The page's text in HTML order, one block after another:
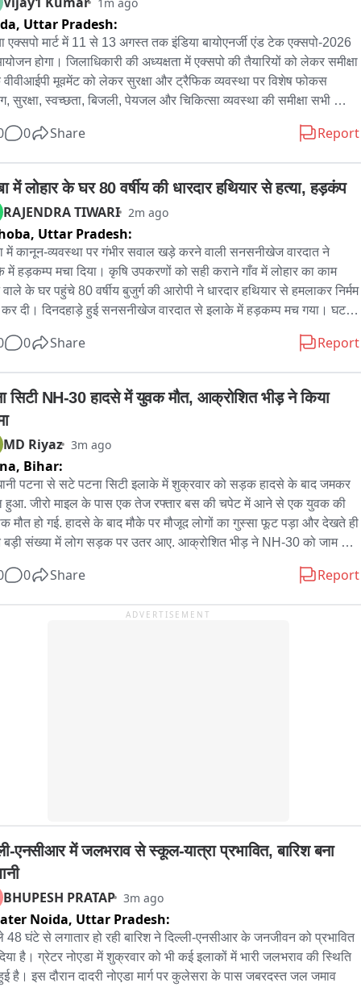
Uttar Pradesh:
एक्सपो मार्ट में 11 से 13 अगस्त तक इंडिया बायोएनर्जी एंड टेक एक्सपो-2026
होगा। जिलाधिकारी की अध्यक्षता में एक्सपो की तैयारियों को लेकर समीक्षा
मूवमेंट को लेकर सुरक्षा और ट्रैफिक व्यवस्था पर विशेष फोकस
सुरक्षा, स्वच्छता, बिजली, पेयजल और चिकित्सा व्यवस्था की समीक्षा सभी
और नीति-निर्माता होंगे शामिल एक्सपो में 25 से अधिक सम्मेलन सत्र आयोजित
से अधिक प्रदर्शक और 1,000 से ज्यादा प्रतिनिधि होंगे शामिल 15 हजार से
व्यावसायिक आगंतुकों के पहुंचने की उम्मीद सीबीजी, एथेनॉल, बायोडीजल, ग्रीन
और सस्टेनेबल एविएशन फ्यूल पर चर्चा वेस्ट-टू-एनर्जी, बायोमास, कार्बन
और नई तकनीकों पर भी मंथन
0 Share Report
में लोहार के घर 80 वर्षीय की धारदार हथियार से हत्या, हड़कंप
RAJENDRA TIWARI 2m ago
Uttar Pradesh:
में कानून-व्यवस्था पर गंभीर सवाल खड़े करने वाली सनसनीखेज वारदात ने
में हड़कम्प मचा दिया। कृषि उपकरणों को सही कराने गाँव में लोहार का काम
के घर पहुंचे 80 वर्षीय बुजुर्ग की आरोपी ने धारदार हथियार से हमलाकर निर्मम
कर दी। दिनदहाड़े हुई सनसनीखेज वारदात से इलाके में हड़कम्प मच गया। घटना
को भेज अग्रिम कार्रवाई शुरू कर दी है।
0 Share Report
सिटी NH-30 हादसे में युवक मौत, आक्रोशित भीड़ ने किया
MD Riyaz 3m ago
Bihar:
पटना से सटे पटना सिटी इलाके में शुक्रवार को सड़क हादसे के बाद जमकर
हुआ. जीरो माइल के पास एक तेज रफ्तार बस की चपेट में आने से एक युवक की
मौत हो गई. हादसे के बाद मौके पर मौजूद लोगों का गुस्सा फूट पड़ा और देखते ही
संख्या में लोग सड़क पर उतर आए. आक्रोशित भीड़ ने NH-30 को जाम कर
0 Share Report
ADVERTISEMENT
एनसीआर में जलभराव से स्कूल-यात्रा प्रभावित, बारिश बना
BHUPESH PRATAP 3m ago
Noida, Uttar Pradesh:
48 घंटे से लगातार हो रही बारिश ने दिल्ली-एनसीआर के जनजीवन को प्रभावित
है। ग्रेटर नोएडा में शुक्रवार को भी कई इलाकों में भारी जलभराव की स्थिति
है। इस दौरान दादरी नोएडा मार्ग पर कुलेसरा के पास जबरदस्त जल जमाव